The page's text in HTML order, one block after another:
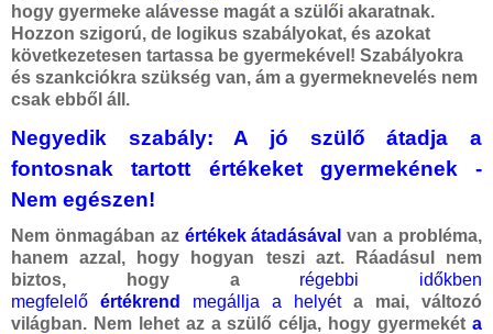
hogy gyermeke alávesse magát a szülői akaratnak.
Hozzon szigorú, de logikus szabályokat, és azokat
következetesen tartassa be gyermekével! Szabályokra
és szankciókra szükség van, ám a gyermeknevelés nem
csak ebből áll.
Negyedik szabály: A jó szülő átadja a
fontosnak tartott értékeket gyermekének
-
Nem egészen!
Nem önmagában az értékek átadásával van a probléma,
hanem azzal, hogy hogyan teszi azt. Ráadásul nem
biztos, hogy a régebbi időkben
megfelelő
értékrend megállja a helyéta mai, változó
világban. Nem lehet az a szülő célja, hogy gyermekét a